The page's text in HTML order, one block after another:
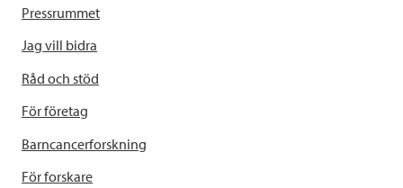
Pressrummet
Jag vill bidra
Råd och stöd
För företag
Barncancerforskning
För forskare